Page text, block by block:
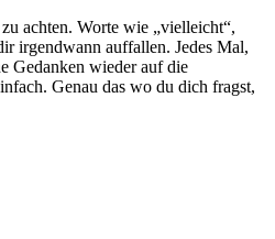
achten. Worte wie „vielleicht“,
irgendwann auffallen. Jedes Mal,
Gedanken wieder auf die
Genau das wo du dich fragst,